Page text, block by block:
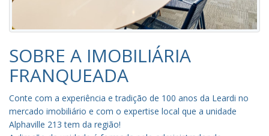
SOBRE A IMOBILIÁRIA
FRANQUEADA
Conte com a experiência e tradição de 100 anos da Leardi no
mercado imobiliário e com o expertise local que a unidade
Alphaville 213 tem da região!